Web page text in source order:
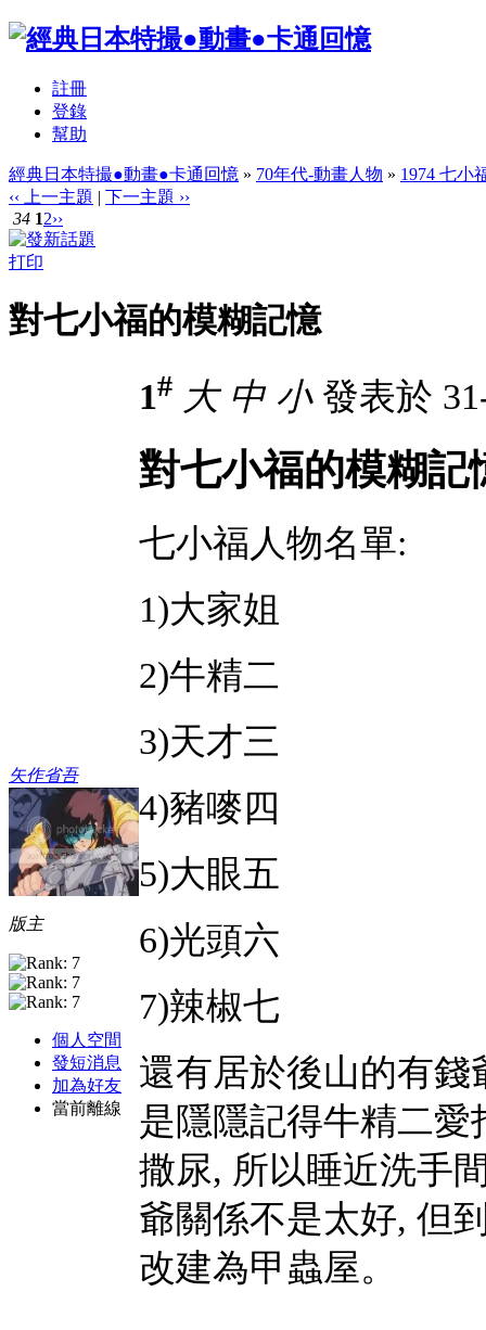
註冊
登錄
幫助
經典日本特撮●動畫●卡通回憶 » 70年代-動畫人物 » 1974 七小
‹‹ 上一主題 | 下一主題 ››
34 12››
打印
對七小福的模糊記憶
矢作省吾
版主
個人空間
發短消息
加為好友
當前離線
1# 大 中 小發表於
對七小福的模糊記
七小福人物名單:
1)大家姐
2)牛精二
3)天才三
4)豬嘜四
5)大眼五
6)光頭六
7)辣椒七
還有居於後山的有錢
是隱隱記得牛精二
撒尿, 所以睡近洗手
爺關係不是太好, 但
改建為甲蟲屋。